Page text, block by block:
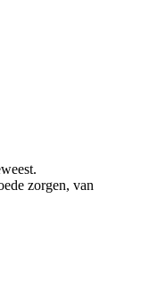
zorgen, van